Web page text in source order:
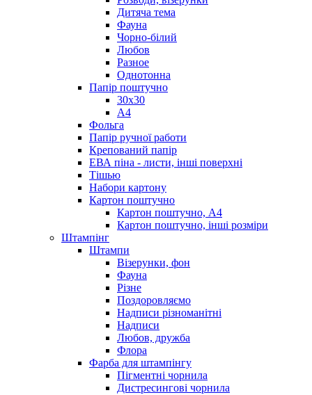
Дитяча тема
Фауна
Чорно-білий
Любов
Разное
Однотонна
Папір поштучно
30х30
А4
Фольга
Папір ручної работи
Крепований папір
ЕВА піна - листи, інші поверхні
Тішью
Набори картону
Картон поштучно
Картон поштучно, А4
Картон поштучно, інші розміри
Штампінг
Штампи
Візерунки, фон
Фауна
Різне
Поздоровляємо
Надписи різноманітні
Надписи
Любов, дружба
Флора
Фарба для штампінгу
Пігментні чорнила
Дистресингові чорнила